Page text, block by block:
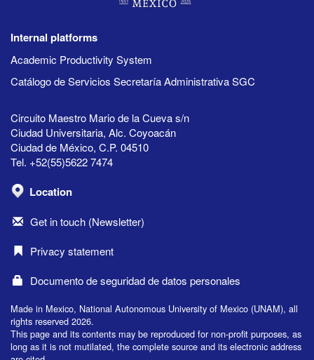
Internal platforms
Academic Productivity System
Catálogo de Servicios Secretaría Administrativa SGC
Circuito Maestro Mario de la Cueva s/n
Ciudad Universitaria, Alc. Coyoacán
Ciudad de México, C.P. 04510
Tel. +52(55)5622 7474
Location
Get in touch (Newsletter)
Privacy statement
Documento de seguridad de datos personales
Made in Mexico, National Autonomous University of Mexico (UNAM), all
rights reserved 2026.
This page and its contents may be reproduced for non-profit purposes, as
long as it is not mutilated, the complete source and its electronic address